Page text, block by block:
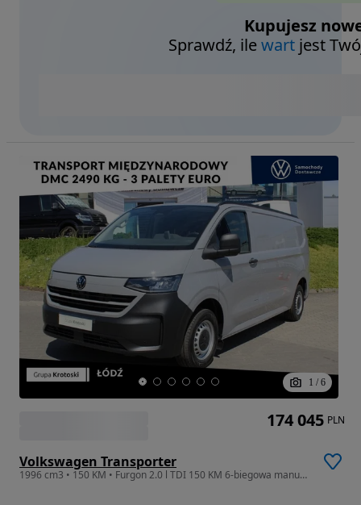
Kupujesz
Sprawdź, ilewart jest
1 / 6
Volkswagen Transporter
1996 cm3 • 150 KM • Furgon 2.0 l TDI 150 KM 6-biegowa manualna Dostępny od Ręki!
174 045 PLN